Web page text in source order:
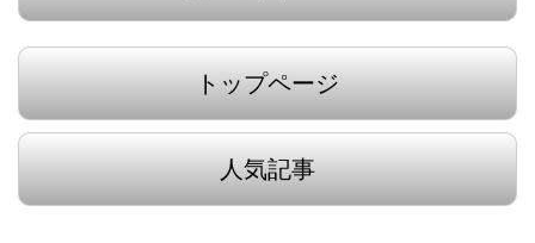
トップページ
人気記事